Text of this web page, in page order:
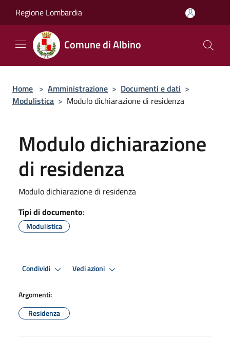
Regione Lombardia
Comune di Albino
Home > Amministrazione > Documenti e dati >
Modulistica > Modulo dichiarazione di residenza
Modulo dichiarazione
di residenza
Modulo dichiarazione di residenza
Tipi di documento:
Modulistica
Condividi Vedi azioni
Argomenti:
Residenza